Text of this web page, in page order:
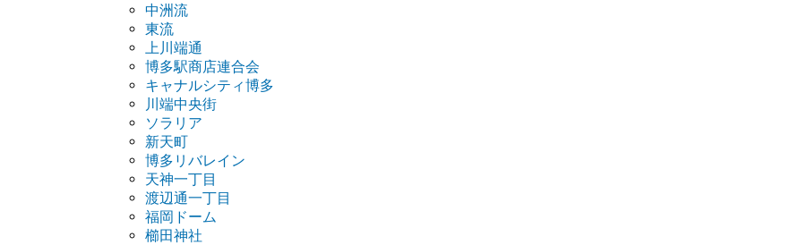
中洲流
東流
上川端通
博多駅商店連合会
キャナルシティ博多
川端中央街
ソラリア
新天町
博多リバレイン
天神一丁目
渡辺通一丁目
福岡ドーム
櫛田神社